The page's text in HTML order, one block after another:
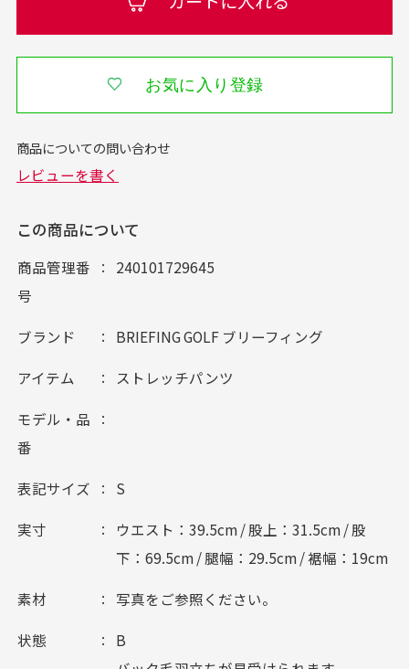
お気に入り登録
この商品について
商品管理番
号
240101729645
ブランド BRIEFING GOLF ブリーフィング
アイテム ストレッチパンツ
モデル・品
番
表記サイズ S
実寸
ウエスト：39.5cm / 股上：31.5cm / 股
下：69.5cm / 腿幅：29.5cm / 裾幅：19cm
素材 写真をご参照ください。
状態
B